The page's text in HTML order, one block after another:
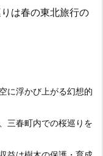
は春の東北旅行の
に浮かび上がる幻想的
三春町内での桜巡りを